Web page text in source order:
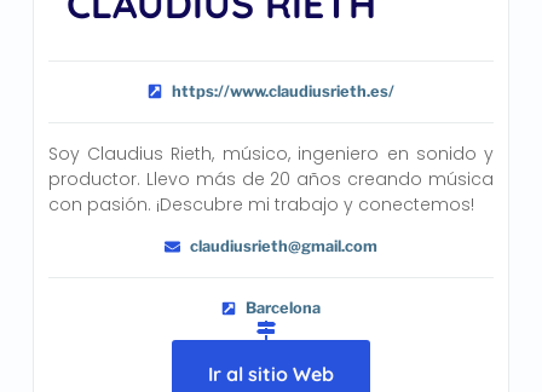
https://www.claudiusrieth.es/
Soy Claudius Rieth, músico, ingeniero en sonido y
productor. Llevo más de 20 años creando música
con pasión. ¡Descubre mi trabajo y conectemos!
claudiusrieth@gmail.com
Barcelona
Ir al sitio Web